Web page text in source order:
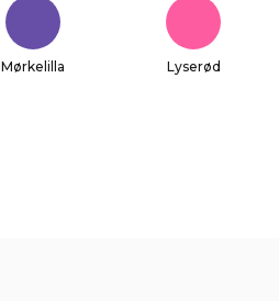
Mørkelilla Lyserød